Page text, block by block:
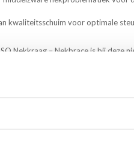
kwaliteitsschuim voor optimale
Nekkraag – Nekbrace is bij deze
anatomisch gevormd